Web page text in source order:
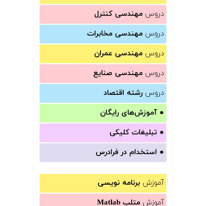
دروس مهندسی کنترل
دروس مهندسی مخابرات
دروس مهندسی عمران
دروس مهندسی صنایع
دروس رشته اقتصاد
● آموزش‌های رایگان
● تبلیغات کلیکی
● استخدام در فرادرس
آموزش برنامه نویسی
آموزش متلب Matlab